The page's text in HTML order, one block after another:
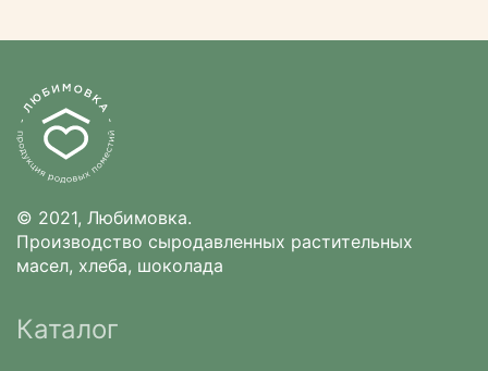
© 2021, Любимовка.
Производство сыродавленных растительных
масел, хлеба, шоколада
Каталог